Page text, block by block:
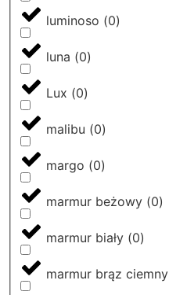
luminoso (0)
luna (0)
Lux (0)
malibu (0)
margo (0)
marmur beżowy (0)
marmur biały (0)
marmur brąz ciemny